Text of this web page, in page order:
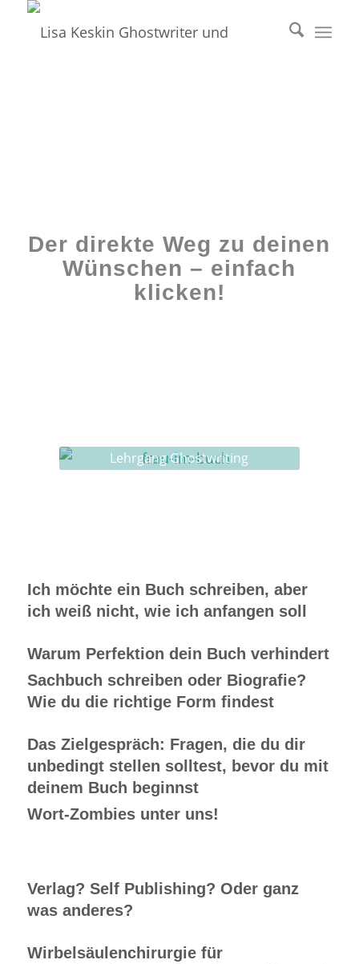
Der direkte Weg zu deinen
Wünschen – einfach
klicken!
Lehrgang Ghostwriting
Ich möchte ein Buch schreiben, aber
ich weiß nicht, wie ich anfangen soll
Warum Perfektion dein Buch verhindert
Sachbuch schreiben oder Biografie?
Wie du die richtige Form findest
Das Zielgespräch: Fragen, die du dir
unbedingt stellen solltest, bevor du mit
deinem Buch beginnst
Wort-Zombies unter uns!
Verlag? Self Publishing? Oder ganz
was anderes?
Wirbelsäulenchirurgie für